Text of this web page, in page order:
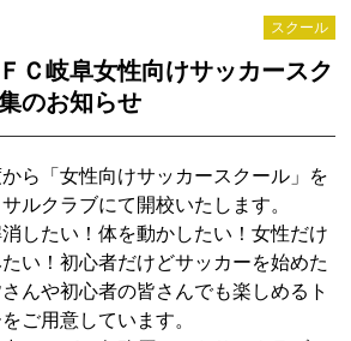
スクール
Ｃ岐阜女性向けサッカースク
のお知らせ
ら「女性向けサッカースクール」を
ルクラブにて開校いたします。
したい！体を動かしたい！女性だけ
い！初心者だけどサッカーを始めた
んや初心者の皆さんでも楽しめるト
ご用意しています。